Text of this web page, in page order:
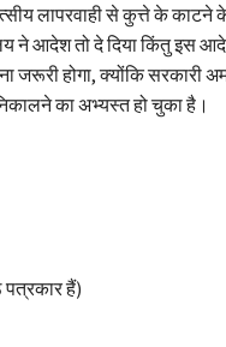
लापरवाही से कुत्ते के काटने
ने आदेश तो दे दिया किंतु इस
जरूरी होगा, क्योंकि सरकारी
का अभ्यस्त हो चुका है।
हैं)